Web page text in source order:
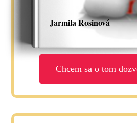
Jarmila Rosinová
Chcem sa o tom